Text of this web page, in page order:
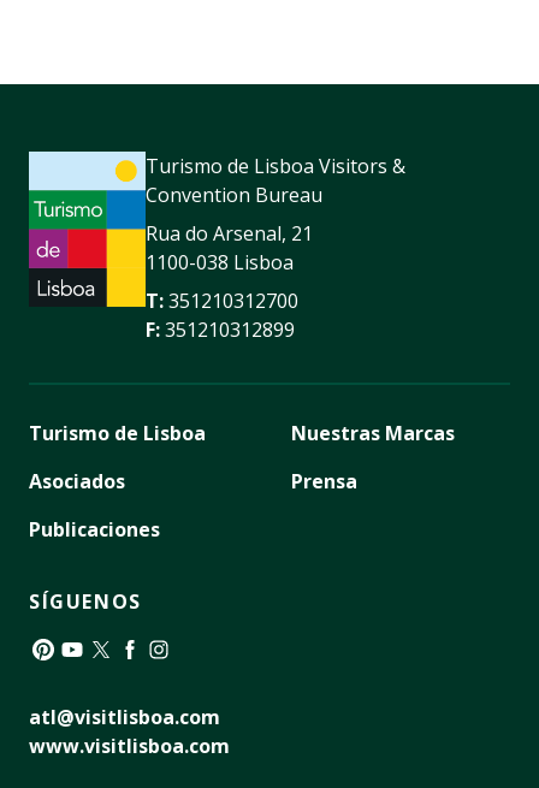
Turismo de Lisboa Visitors &
Convention Bureau
Rua do Arsenal, 21
1100-038 Lisboa
T:351210312700
F:351210312899
Turismo de Lisboa
Asociados
Publicaciones
Nuestras Marcas
Prensa
SÍGUENOS
atl@visitlisboa.com
www.visitlisboa.com